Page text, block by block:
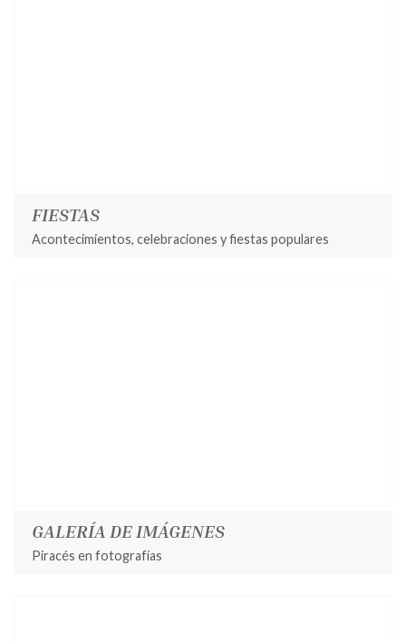
FIESTAS
Acontecimientos, celebraciones y fiestas populares
GALERÍA DE IMÁGENES
Piracés en fotografías